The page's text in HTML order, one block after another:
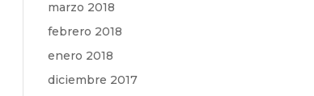
marzo 2018
febrero 2018
enero 2018
diciembre 2017